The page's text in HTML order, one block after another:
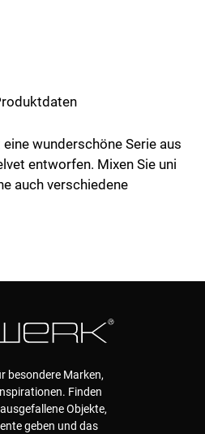
wunderschöne Serie aus
entworfen. Mixen Sie uni
auch verschiedene
besondere Marken,
Finden
Objekte,
geben und das